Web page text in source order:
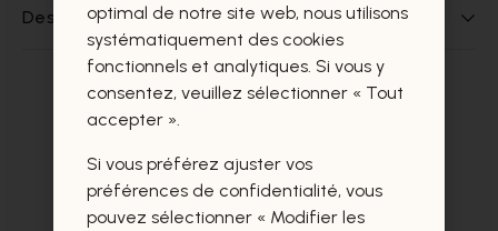
Des questions sur ce produit?
Ces produits vous intéresseront
certainement aussi.
optimal de notre site web, nous utilisons
systématiquement des cookies
fonctionnels et analytiques. Si vous y
consentez, veuillez sélectionner « Tout
accepter ».
Si vous préférez ajuster vos
préférences de confidentialité, vous
pouvez sélectionner « Modifier les